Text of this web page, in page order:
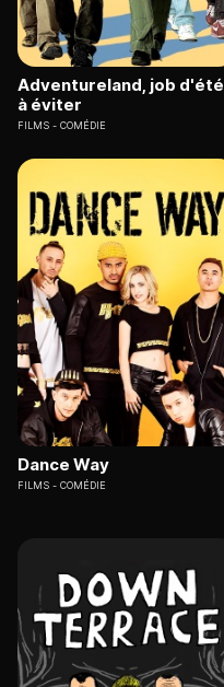
Adventureland, job d'été
à éviter
FILMS COMÉDIE
Dance Way
FILMS COMÉDIE